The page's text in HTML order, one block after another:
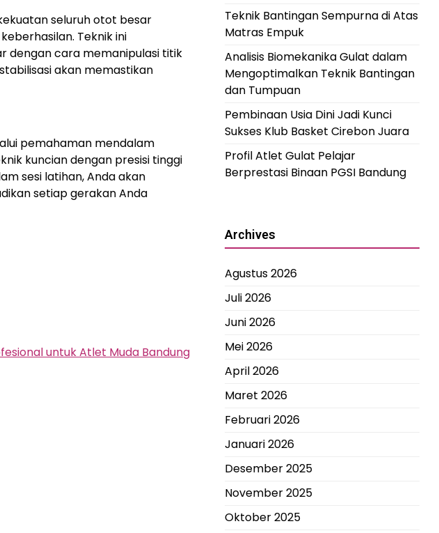
seluruh otot besar
Teknik ini
dengan cara memanipulasi titik
akan memastikan
pemahaman mendalam
kuncian dengan presisi tinggi
sesi latihan, Anda akan
setiap gerakan Anda
untuk Atlet Muda Bandung
Teknik Bantingan Sempurna di Atas
Matras Empuk
Analisis Biomekanika Gulat dalam
Mengoptimalkan Teknik Bantingan
dan Tumpuan
Pembinaan Usia Dini Jadi Kunci
Sukses Klub Basket Cirebon Juara
Profil Atlet Gulat Pelajar
Berprestasi Binaan PGSI Bandung
Archives
Agustus 2026
Juli 2026
Juni 2026
Mei 2026
April 2026
Maret 2026
Februari 2026
Januari 2026
Desember 2025
November 2025
Oktober 2025